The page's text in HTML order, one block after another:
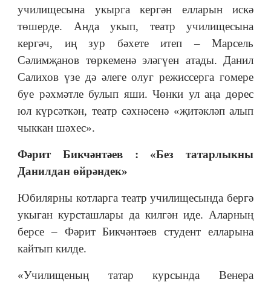
училищесына укырга кергән елларын искә
төшерде. Анда укып, театр училищесына
кергәч, иң зур бәхете итеп – Марсель
Сәлимҗанов төркеменә эләгүен атады. Данил
Салихов үзе дә әлеге олуг режиссерга гомере
буе рәхмәтле булып яши. Чөнки ул аңа дөрес
юл күрсәткән, театр сәхнәсенә «җитәкләп алып
чыккан шәхес».
Фәрит Бикчәнтәев : «Без татарлыкны
Данилдан өйрәндек»
Юбилярны котларга театр училищесында бергә
укыган курсташлары да килгән иде. Аларның
берсе – Фәрит Бикчәнтәев студент елларына
кайтып килде.
«Училищеның татар курсында Венера